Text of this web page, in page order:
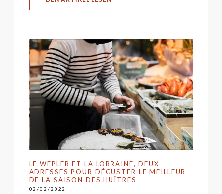
LE WEPLER ET LA LORRAINE, DEUX
ADRESSES POUR DÉGUSTER LE MEILLEUR
DE LA SAISON DES HUÎTRES
02/02/2022